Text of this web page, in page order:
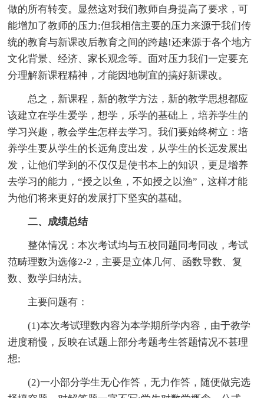
做的所有转变。显然这对我们教师自身提高了要求，可
能增加了教师的压力;但我相信主要的压力来源于我们传
统的教育与新课改后教育之间的跨越!还来源于各个地方
文化背景、经济、家长观念等。面对压力我们一定要充
分理解新课程精神，才能因地制宜的搞好新课改。
总之，新课程，新的教学方法，新的教学思想都应
该建立在学生爱学，想学，乐学的基础上，培养学生的
学习兴趣，教会学生怎样去学习。我们要始终树立：培
养学生要从学生的长远角度出发，从学生的长远发展出
发，让他们学到的不仅仅是使书本上的知识，更是增养
去学习的能力，“授之以鱼，不如授之以渔”，这样才能
为他们将来更好的发展打下坚实的基础。
二、成绩总结
整体情况：本次考试均与五校同题同考同改，考试
范畴理数为选修2-2，主要是立体几何、函数导数、复
数、数学归纳法。
主要问题有：
(1)本次考试理数内容为本学期所学内容，由于教学
进度稍慢，反映在试题上部分考题考生答题情况不甚理
想;
(2)一小部分学生无心作答，无力作答，随便做完选